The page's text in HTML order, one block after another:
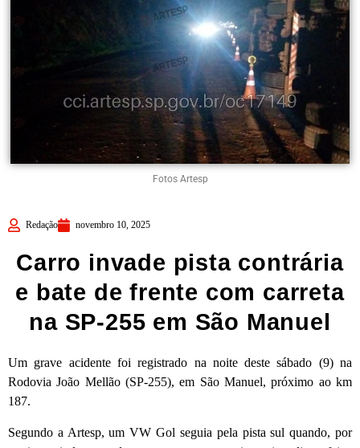
Fotos Artesp
Redação novembro 10, 2025
Carro invade pista contrária
e bate de frente com carreta
na SP-255 em São Manuel
Um grave acidente foi registrado na noite deste sábado (9) na
Rodovia João Mellão (SP-255), em São Manuel, próximo ao km
187.
Segundo a Artesp, um VW Gol seguia pela pista sul quando, por